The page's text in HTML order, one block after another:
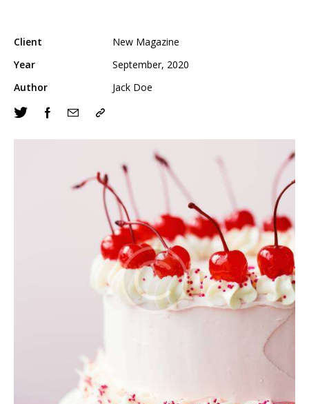
Client
New Magazine
Year
September, 2020
Author
Jack Doe